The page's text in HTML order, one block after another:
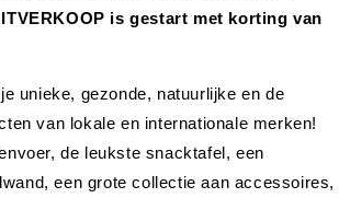
is gestart met korting van
unieke, gezonde, natuurlijke en de
van lokale en internationale merken!
de leukste snacktafel, een
een grote collectie aan accessoires,